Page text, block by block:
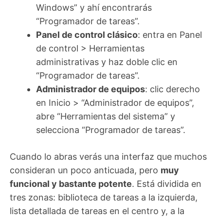
Windows” y ahí encontrarás
“Programador de tareas”.
Panel de control clásico: entra en Panel
de control > Herramientas
administrativas y haz doble clic en
“Programador de tareas”.
Administrador de equipos: clic derecho
en Inicio > “Administrador de equipos”,
abre “Herramientas del sistema” y
selecciona “Programador de tareas”.
Cuando lo abras verás una interfaz que muchos
consideran un poco anticuada, pero muy
funcional y bastante potente. Está dividida en
tres zonas: biblioteca de tareas a la izquierda,
lista detallada de tareas en el centro y, a la